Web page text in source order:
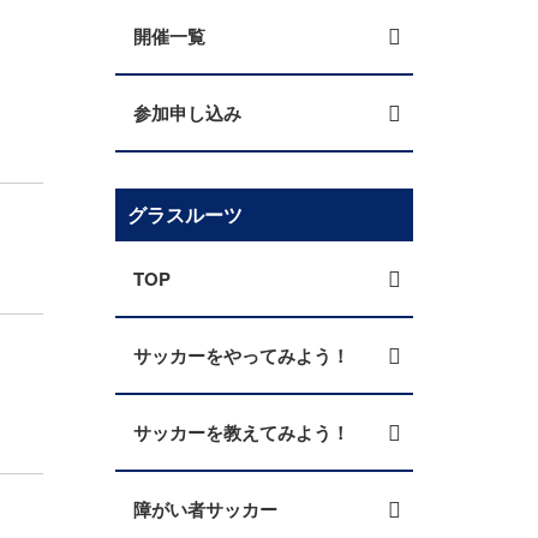
開催一覧
参加申し込み
グラスルーツ
TOP
サッカーをやってみよう！
サッカーを教えてみよう！
障がい者サッカー